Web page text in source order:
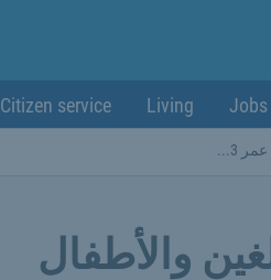
Jobs
Living
Citizen service
3...
والأطفال